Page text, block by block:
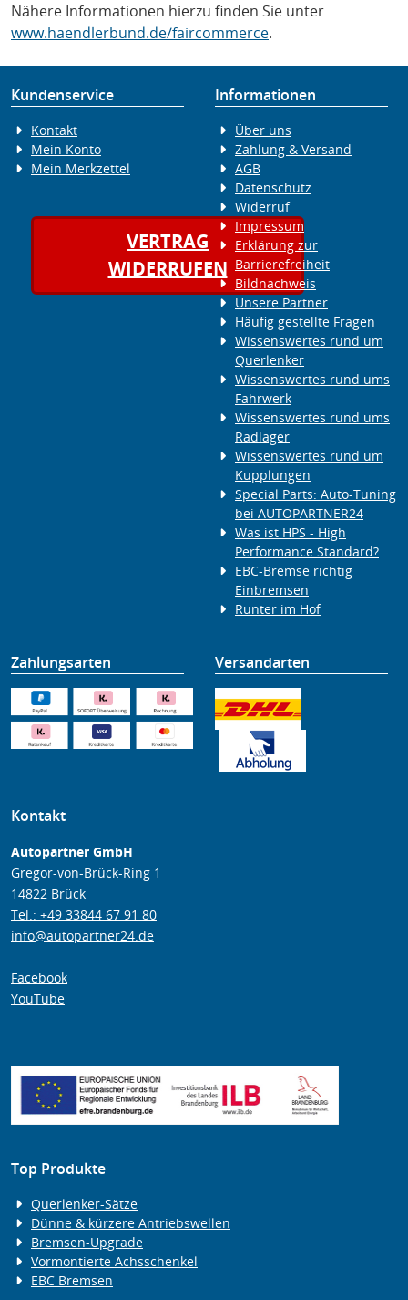
Nähere Informationen hierzu finden Sie unter
www.haendlerbund.de/faircommerce.
Kundenservice
Kontakt
Mein Konto
Mein Merkzettel
VERTRAG
WIDERRUFEN
Informationen
Über uns
Zahlung & Versand
AGB
Datenschutz
Widerruf
Impressum
Erklärung zur
Barrierefreiheit
Bildnachweis
Unsere Partner
Häufig gestellte Fragen
Wissenswertes rund um
Querlenker
Wissenswertes rund ums
Fahrwerk
Wissenswertes rund ums
Radlager
Wissenswertes rund um
Kupplungen
Special Parts: Auto-Tuning
bei AUTOPARTNER24
Was ist HPS - High
Performance Standard?
EBC-Bremse richtig
Einbremsen
Runter im Hof
Zahlungsarten Versandarten
Kontakt
Autopartner GmbH
Gregor-von-Brück-Ring 1
14822 Brück
Tel.: +49 33844 67 91 80
info@autopartner24.de
Facebook
YouTube
Top Produkte
Querlenker-Sätze
Dünne & kürzere Antriebswellen
Bremsen-Upgrade
Vormontierte Achsschenkel
EBC Bremsen